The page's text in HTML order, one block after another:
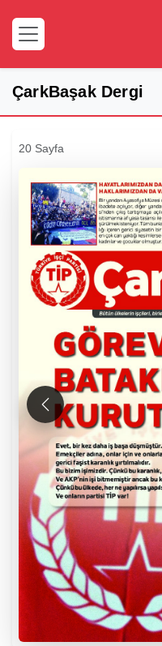
ÇarkBaşak Dergi
20 Sayfa
Önceki